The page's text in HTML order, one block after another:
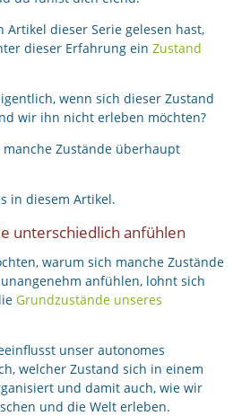
dieser Serie gelesen hast,
dieser Erfahrung ein Zustand
wenn sich dieser Zustand
wir ihn nicht erleben möchten?
Zustände überhaupt
in diesem Artikel.
unterschiedlich anfühlen
warum sich manche Zustände
anfühlen, lohnt sich
Grundzustände unseres
unser autonomes
welcher Zustand sich in einem
und damit auch, wie wir
und die Welt erleben.